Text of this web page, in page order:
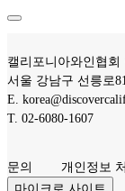
캘리포니아와인협회
서울 강남구 선릉로
E.
T. 02-6080-1607
문의 개인정보